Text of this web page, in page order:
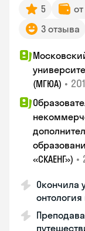
5
3 отзыва
(МГЮА) •
«СКАЕНГ») •
Окончила